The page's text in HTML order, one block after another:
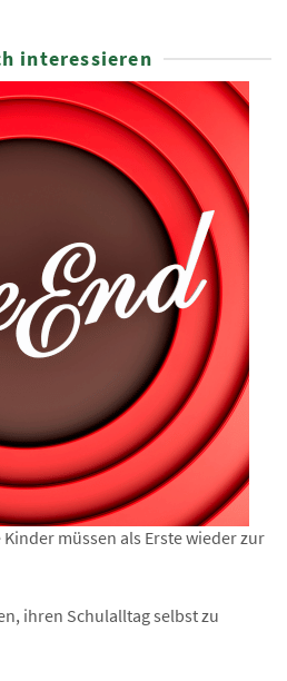
interessieren
müssen als Erste wieder zur
ihren Schulalltag selbst zu